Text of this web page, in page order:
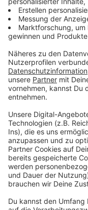
wollen.
Anzeige
Klimatagung:
helfen?
Anzeige
Ein bekannter
zu nähern, ist die
physikalischen
darf aber auch das
nicht fehlen. Bei
künstliche
Sie wird mit großen